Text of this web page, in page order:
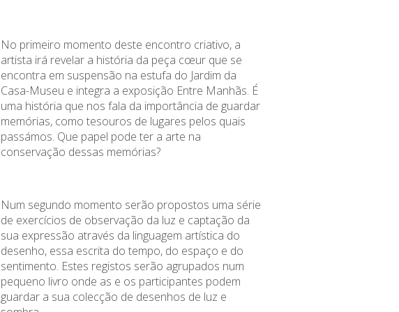
No primeiro momento deste encontro criativo, a
artista irá revelar a história da peça cœur que se
encontra em suspensão na estufa do Jardim da
Casa-Museu e integra a exposição Entre Manhãs. É
uma história que nos fala da importância de guardar
memórias, como tesouros de lugares pelos quais
passámos. Que papel pode ter a arte na
conservação dessas memórias?
Num segundo momento serão propostos uma série
de exercícios de observação da luz e captação da
sua expressão através da linguagem artística do
desenho, essa escrita do tempo, do espaço e do
sentimento. Estes registos serão agrupados num
pequeno livro onde as e os participantes podem
guardar a sua colecção de desenhos de luz e